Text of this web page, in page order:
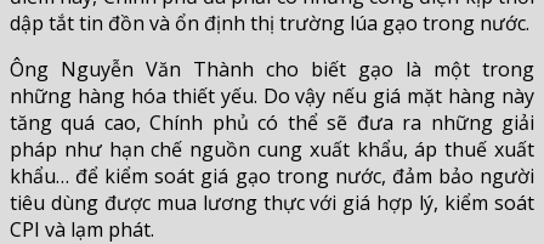
dập tắt tin đồn và ổn định thị trường lúa gạo trong nước.
Ông Nguyễn Văn Thành cho biết gạo là một trong
những hàng hóa thiết yếu. Do vậy nếu giá mặt hàng này
tăng quá cao, Chính phủ có thể sẽ đưa ra những giải
pháp như hạn chế nguồn cung xuất khẩu, áp thuế xuất
khẩu… để kiểm soát giá gạo trong nước, đảm bảo người
tiêu dùng được mua lương thực với giá hợp lý, kiểm soát
CPI và lạm phát.